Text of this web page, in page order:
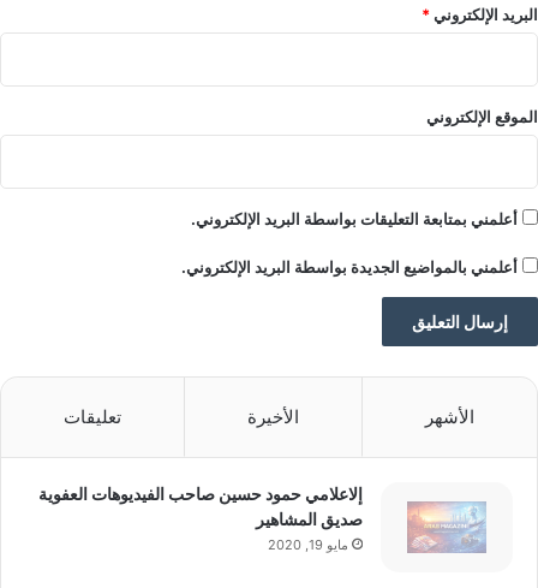
نكهة توتي فروتي
تصريحات الإدارة
التنفيذية
والرئيس التنفيذي لشركة KRATOS & Co:
“نسعى إلى تقديم مفهوم حديث في
قطاع مشروبات الطاقة، يعتمد على
الجودة والهوية الواضحة والتنوع في
البريد الإلكتروني*
الموقع الإلكتروني
أعلمني بمتابعة التعليقات بواسطة البريد الإلكتروني.
أعلمني بالمواضيع الجديدة بواسطة البريد الإلكتروني.
الأشهر الأخيرة تعليقات
إلاعلامي حمود حسين صاحب الفيديوهات العفوية
صديق المشاهير
مايو 19, 2020